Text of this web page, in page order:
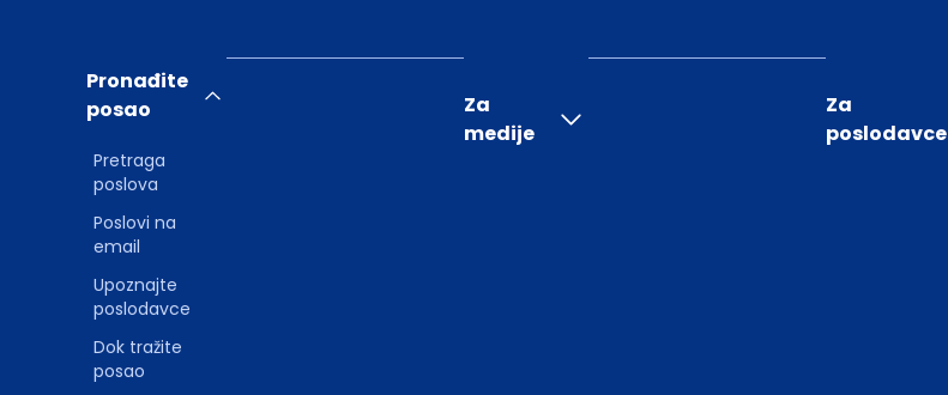
Pronađite
posao
Pretraga
poslova
Poslovi na
email
Upoznajte
poslodavce
Dok tražite
posao
Za
medije
Za
poslodavce